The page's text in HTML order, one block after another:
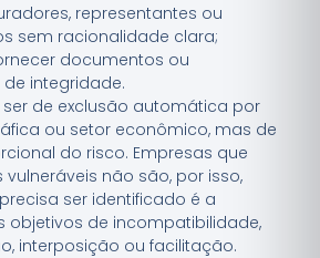
representantes ou
sem racionalidade clara;
documentos ou
integridade.
de exclusão automática por
ou setor econômico, mas de
do risco. Empresas que
não são, por isso,
ser identificado é a
objetivos de incompatibilidade,
interposição ou facilitação.